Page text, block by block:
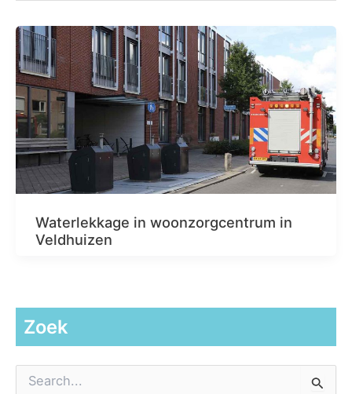
Waterlekkage in woonzorgcentrum in
Veldhuizen
Zoek